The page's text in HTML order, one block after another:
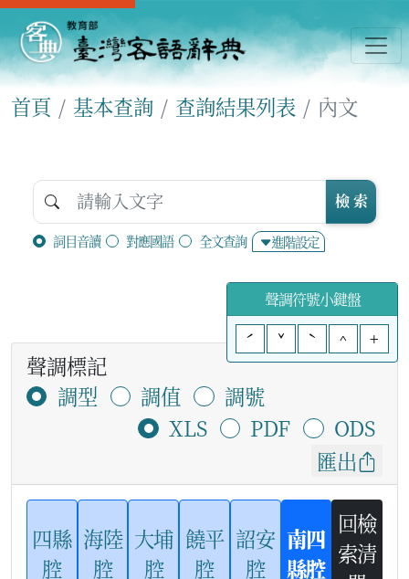
首頁 基本查詢 查詢結果列表 內文
詞目音讀 對應國語 全文查詢 進階設定
檢 索
聲調符號小鍵盤
ˊ
ˇ ˋ ^ +
聲調標記
調型
調值
調號
XLS
PDF
ODS
匯出
四縣
腔
海陸
腔
大埔
腔
饒平
腔
詔安
腔
南四
縣腔
回檢
索清